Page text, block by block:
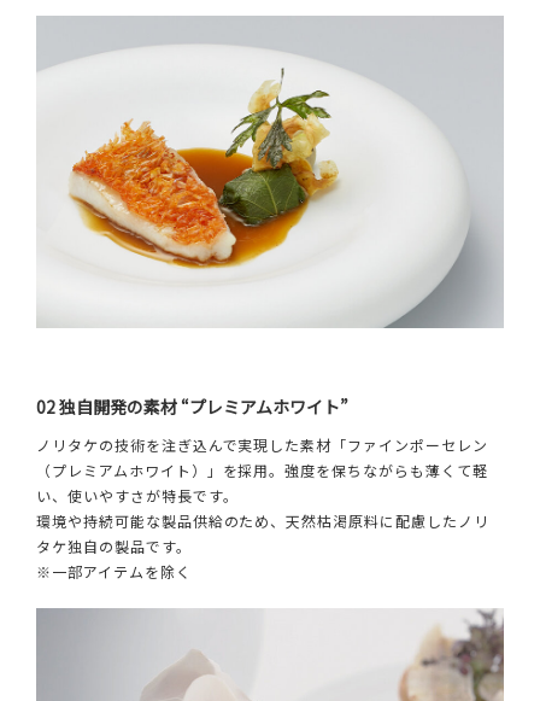
02 独自開発の素材 “プレミアムホワイト”
ノリタケの技術を注ぎ込んで実現した素材「ファインポーセレン
（プレミアムホワイト）」を採用。強度を保ちながらも薄くて軽
い、使いやすさが特長です。
環境や持続可能な製品供給のため、天然枯渇原料に配慮したノリ
タケ独自の製品です。
※一部アイテムを除く